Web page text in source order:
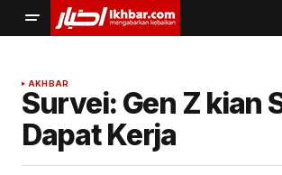
AKHBAR
Survei: Gen Z kian
Dapat Kerja